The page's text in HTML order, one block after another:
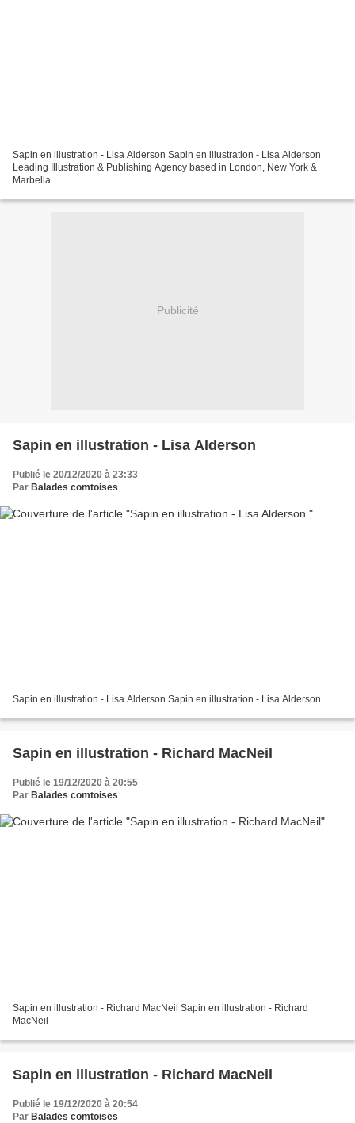
Sapin en illustration - Lisa Alderson Sapin en illustration - Lisa Alderson
Leading Illustration & Publishing Agency based in London, New York &
Marbella.
Publicité
Sapin en illustration - Lisa Alderson
Publié le 20/12/2020 à 23:33
Par Balades comtoises
Sapin en illustration - Lisa Alderson Sapin en illustration - Lisa Alderson
Sapin en illustration - Richard MacNeil
Publié le 19/12/2020 à 20:55
Par Balades comtoises
Sapin en illustration - Richard MacNeil Sapin en illustration - Richard
MacNeil
Sapin en illustration - Richard MacNeil
Publié le 19/12/2020 à 20:54
Par Balades comtoises